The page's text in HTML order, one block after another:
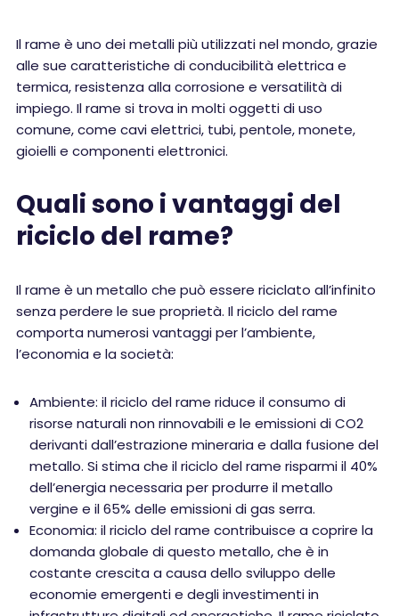
Il rame è uno dei metalli più utilizzati nel mondo, grazie
alle sue caratteristiche di conducibilità elettrica e
termica, resistenza alla corrosione e versatilità di
impiego. Il rame si trova in molti oggetti di uso
comune, come cavi elettrici, tubi, pentole, monete,
gioielli e componenti elettronici.
Quali sono i vantaggi del
riciclo del rame?
Il rame è un metallo che può essere riciclato all’infinito
senza perdere le sue proprietà. Il riciclo del rame
comporta numerosi vantaggi per l’ambiente,
l’economia e la società:
Ambiente: il riciclo del rame riduce il consumo di
risorse naturali non rinnovabili e le emissioni di CO2
derivanti dall’estrazione mineraria e dalla fusione del
metallo. Si stima che il riciclo del rame risparmi il 40%
dell’energia necessaria per produrre il metallo
vergine e il 65% delle emissioni di gas serra.
Economia: il riciclo del rame contribuisce a coprire la
domanda globale di questo metallo, che è in
costante crescita a causa dello sviluppo delle
economie emergenti e degli investimenti in